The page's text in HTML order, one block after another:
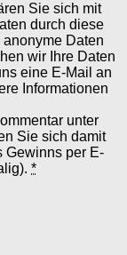
Sie sich mit
durch diese
Daten
wir Ihre Daten
eine E-Mail an
Informationen
unter
Sie sich damit
Gewinns per E-
*